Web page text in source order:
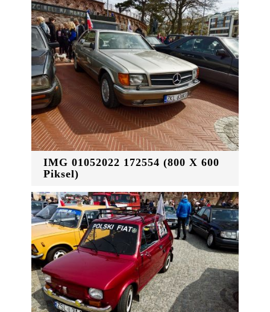
IMG 01052022 172554 (800 X 600
Piksel)